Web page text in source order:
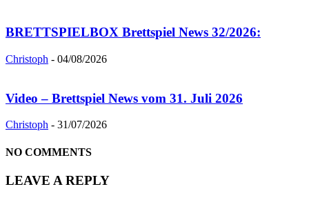
BRETTSPIELBOX Brettspiel News 32/2026:
Christoph - 04/08/2026
Video – Brettspiel News vom 31. Juli 2026
Christoph - 31/07/2026
NO COMMENTS
LEAVE A REPLY